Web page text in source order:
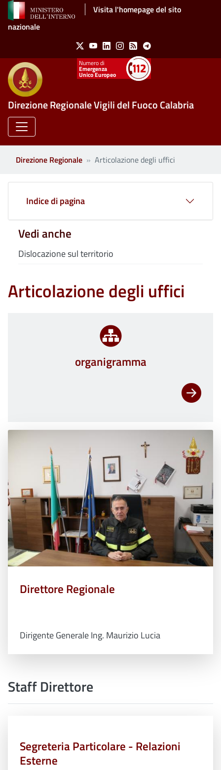
Salta al contenuto principaleVisita l'homepage del sito
nazionale
Social Menu
X YoutubeLinkedinInstagram
Feed Telegram
Emergenza
Unico Europeo
Direzione Regionale Vigili del Fuoco Calabria
Direzione Regionale Articolazione degli uffici
Articolazione degli uffici
organigramma
Direttore Regionale
Dirigente Generale Ing. Maurizio Lucia
Staff Direttore
Segreteria Particolare - Relazioni
Esterne
Indice di pagina
Vedi anche
Dislocazione sul territorio